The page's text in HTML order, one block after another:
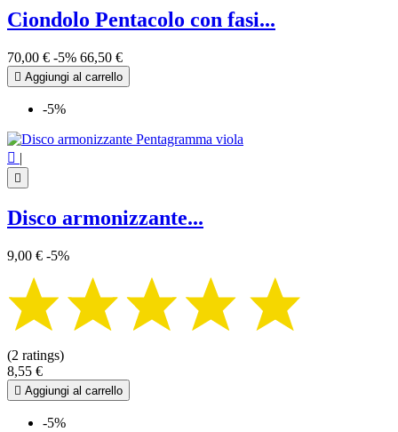
Ciondolo Pentacolo con fasi...
70,00 € -5% 66,50 €
 Aggiungi al carrello
-5%
 |

Disco armonizzante...
9,00 € -5%
(2 ratings)
8,55 €
 Aggiungi al carrello
-5%